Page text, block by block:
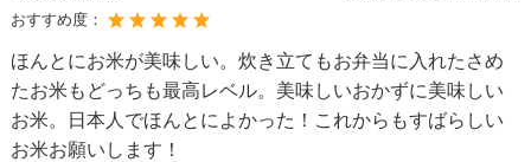
おすすめ度：
ほんとにお米が美味しい。炊き立てもお弁当に入れたさめ
たお米もどっちも最高レベル。美味しいおかずに美味しい
お米。日本人でほんとによかった！これからもすばらしい
お米お願いします！